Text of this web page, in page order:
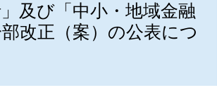
及び「中小・地域金融
改正（案）の公表につ